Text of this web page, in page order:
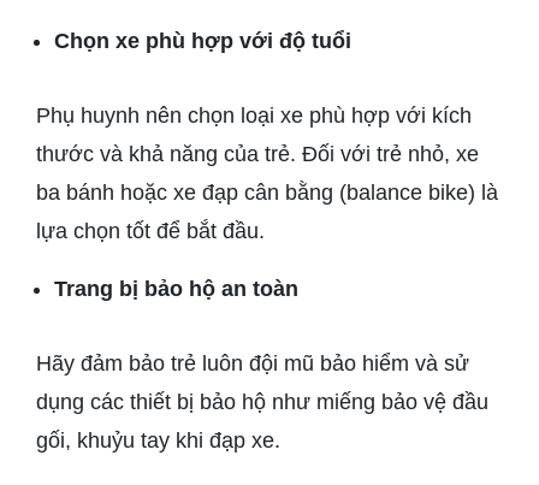
Chọn xe phù hợp với độ tuổi
Phụ huynh nên chọn loại xe phù hợp với kích
thước và khả năng của trẻ. Đối với trẻ nhỏ, xe
ba bánh hoặc xe đạp cân bằng (balance bike) là
lựa chọn tốt để bắt đầu.
Trang bị bảo hộ an toàn
Hãy đảm bảo trẻ luôn đội mũ bảo hiểm và sử
dụng các thiết bị bảo hộ như miếng bảo vệ đầu
gối, khuỷu tay khi đạp xe.